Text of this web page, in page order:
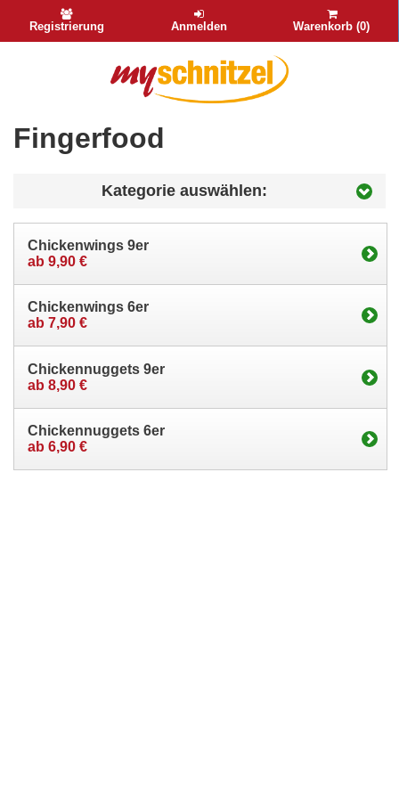
Registrierung Anmelden Warenkorb (0)
Fingerfood
Kategorie auswählen:
Chickenwings 9er
ab 9,90 €
Chickenwings 6er
ab 7,90 €
Chickennuggets 9er
ab 8,90 €
Chickennuggets 6er
ab 6,90 €